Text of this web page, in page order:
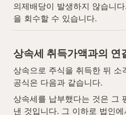
의제배당이 발생하지 않습니
을 회수할 수 있습니다.
상속세 취득가액과의 연
상속으로 주식을 취득한 뒤 소
공식은 다음과 같습니다.
상속세를 납부했다는 것은 그
낸 것입니다. 그 이하로 법인